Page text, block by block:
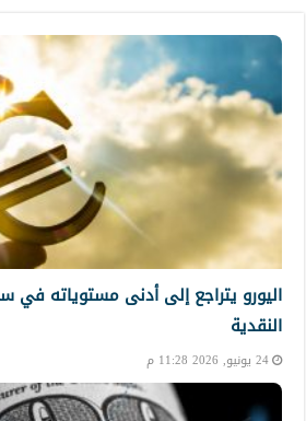
اليورو يتراجع إلى أدنى مستوياته
النقدية
24 يونيو, 2026 11:28 م